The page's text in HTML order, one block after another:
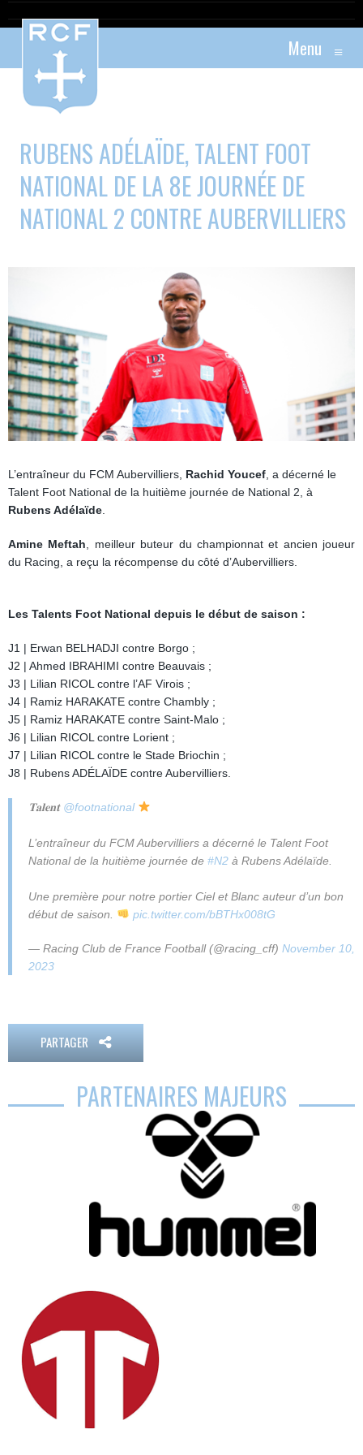
Menu ≡
RUBENS ADÉLAÏDE, TALENT FOOT
NATIONAL DE LA 8E JOURNÉE DE
NATIONAL 2 CONTRE AUBERVILLIERS
L’entraîneur du FCM Aubervilliers Rachid Youcef , a décerné le
Talent Foot National de la huitième journée de National 2, à
Rubens Adélaïde
Amine Meftah , meilleur buteur du championnat et ancien joueur
du Racing, a reçu la récompense du côté d’Aubervilliers.
Les Talents Foot National depuis le début de saison :
J1 | Erwan BELHADJI contre Borgo ;
J2 | Ahmed IBRAHIMI contre Beauvais ;
J3 | Lilian RICOL contre l’AF Virois ;
J4 | Ramiz HARAKATE contre Chambly ;
J5 | Ramiz HARAKATE contre Saint-Malo ;
J6 | Lilian RICOL contre Lorient ;
J7 | Lilian RICOL contre le Stade Briochin ;
J8 | Rubens ADÉLAÏDE contre Aubervilliers.
𝐓𝐚𝐥𝐞𝐧𝐭 @footnational
L’entraîneur du FCM Aubervilliers a décerné le Talent Foot
National de la huitième journée de #N2 à Rubens Adélaïde.
Une première pour notre portier Ciel et Blanc auteur d’un bon
début de saison.
pic.twitter.com/bBTHx008tG
— Racing Club de France Football (@racing_cff) November 10,
2023
PARTAGER
PARTENAIRES MAJEURS